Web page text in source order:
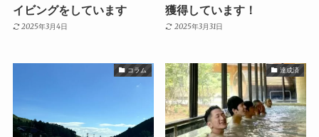
イビングをしています
2025年3月4日
獲得しています！
2025年3月31日
コラム 達成済